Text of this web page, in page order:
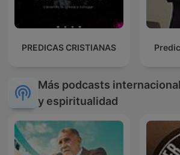
PREDICAS CRISTIANAS
Más podcasts
y espiritualidad